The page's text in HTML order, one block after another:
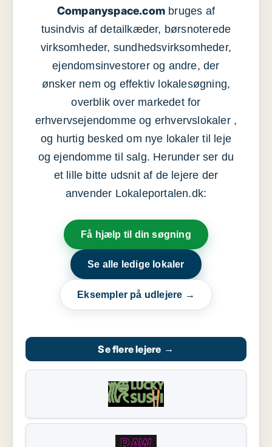
Companyspace.com bruges af
tusindvis af detailkæder, børsnoterede
virksomheder, sundhedsvirksomheder,
ejendomsinvestorer og andre, der
ønsker nem og effektiv lokalesøgning,
overblik over markedet for
erhvervsejendomme og erhvervslokaler ,
og hurtig besked om nye lokaler til leje
og ejendomme til salg. Herunder ser du
et lille bitte udsnit af de lejere der
anvender Lokaleportalen.dk:
Få hjælp til din søgning
Se alle ledige lokaler
Eksempler på udlejere →
Se flere lejere →